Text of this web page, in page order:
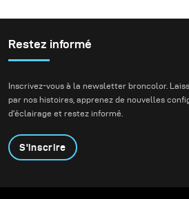
Restez informé
Inscrivez-vous à la newsletter broncolor.
par nos histoires, apprenez de nouvelles
d'éclairage et restez informé.
S'inscrire